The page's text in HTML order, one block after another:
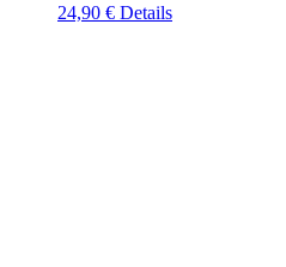
24,90 € Details